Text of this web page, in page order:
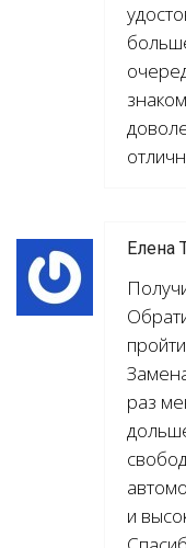
Елена
раз
и